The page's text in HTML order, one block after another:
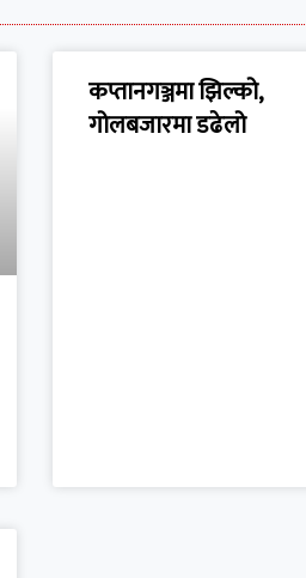
कप्तानगञ्जमा झिल्को,
गोलबजारमा डढेलो